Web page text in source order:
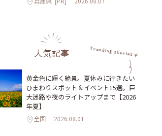
人気記事
黄金色に輝く絶景。夏休みに行きたい
ひまわりスポット＆イベント15選。巨
大迷路や夜のライトアップまで【2026
年夏】
全国 2026.08.01